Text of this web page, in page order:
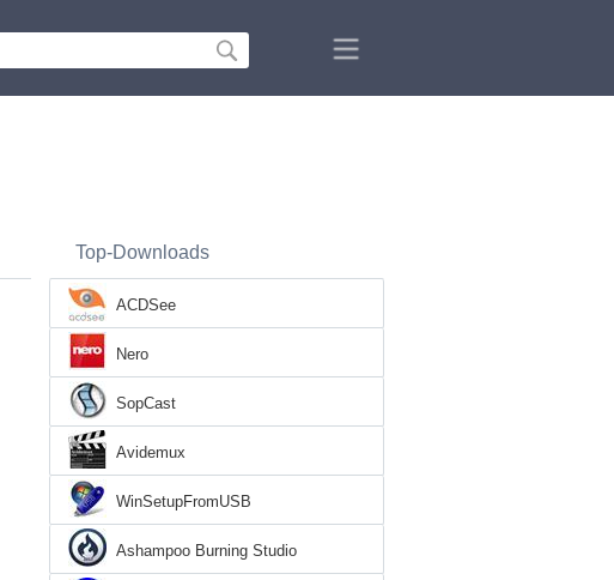
Top-Downloads
ACDSee
Nero
SopCast
Avidemux
WinSetupFromUSB
Ashampoo Burning Studio